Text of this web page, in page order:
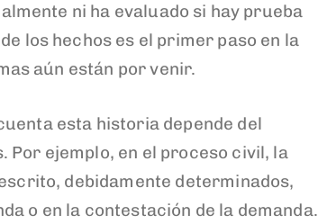
ni ha evaluado si hay prueba
los hechos es el primer paso en la
aún están por venir.
esta historia depende del
Por ejemplo, en el proceso civil, la
debidamente determinados,
o en la contestación de la demanda.